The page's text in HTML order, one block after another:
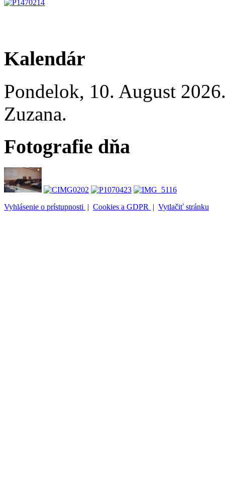
Kalendár
Pondelok, 10. August
Zuzana.
Fotografie dňa
Vyhlásenie o prístupnosti | Cookies a GDPR | Vytlačiť stránku